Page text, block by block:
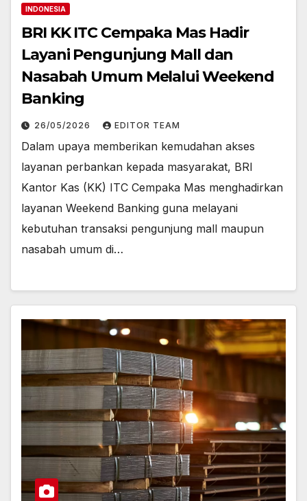
INDONESIA
BRI KK ITC Cempaka Mas Hadir
Layani Pengunjung Mall dan
Nasabah Umum Melalui Weekend
Banking
26/05/2026 EDITOR TEAM
Dalam upaya memberikan kemudahan akses
layanan perbankan kepada masyarakat, BRI
Kantor Kas (KK) ITC Cempaka Mas menghadirkan
layanan Weekend Banking guna melayani
kebutuhan transaksi pengunjung mall maupun
nasabah umum di…